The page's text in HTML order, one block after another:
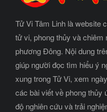
Tử Vi Tâm Linh là website
tử vi, phong thủy và chiêm
phương Đông. Nội dung
giúp người đọc tìm hiểu ý
xung trong Tử Vi, xem
các bài viết về phong thủy
độ nghiên cứu và trải